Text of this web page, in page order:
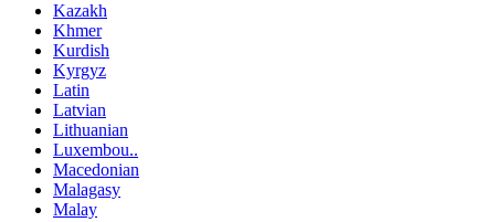
Kazakh
Khmer
Kurdish
Kyrgyz
Latin
Latvian
Lithuanian
Luxembou..
Macedonian
Malagasy
Malay